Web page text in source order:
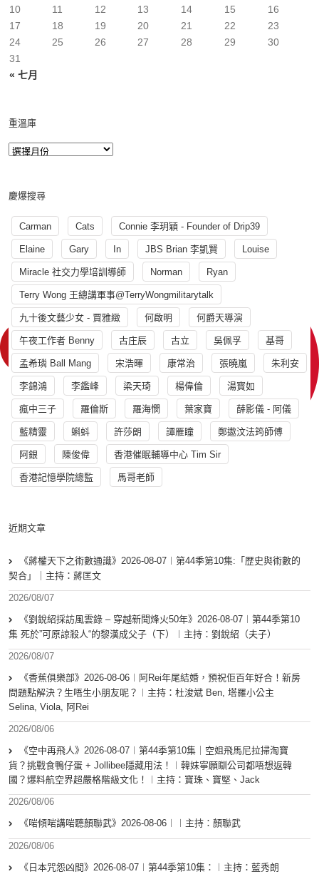
« 七月
10 11 12 13 14 15
16
17
18 19 20 21 22
23
24
25 26 27 28 29
30
31
重溫庫
慶爆搜尋
Carman Cats Connie 李玥穎 - Founder of Drip39
Elaine Gary In JBS Brian 李凱賢 Louise
Miracle 社交力學培訓導師 Norman Ryan
Terry Wong 王總講軍事@TerryWongmilitarytalk
九十後文藝少女 - 賈雅緻 何啟明 何爵天導演
午夜工作者 Benny 古庄辰 古立 吳佩孚 基哥
孟希璘 Ball Mang 宋浩暉 康常治 張曉嵐 朱利安
李錦鴻 李鑑峰 梁天琦 楊偉倫 湯寳如
瘋中三子 羅倫斯 羅海憫 葉家寶 薛影儀 - 阿儀
藍精靈 蝌蚪 許莎朗 譚雁瞳 鄭遨汶法筠師傅
阿銀 陳俊偉 香港催眠輔導中心 Tim Sir
香港記憶學院總監 馬哥老師
近期文章
《蔣權天下之術數通識》2026-08-07︱第44季第10集:「歴史與術數的
契合」｜主持：蔣匡文
2026/08/07
《劉銳紹採訪風雲錄 – 穿越新聞烽火50年》2026-08-07︱第44季第10
集 死於”可原諒殺人“的黎漢成父子（下）︱主持：劉銳紹（夫子）
2026/08/07
《香蕉俱樂部》2026-08-06︱阿Rei年尾結婚，預祝佢百年好合！新房
問題點解決？生唔生小朋友呢？︱主持：杜浚斌 Ben, 塔羅小公主
Selina, Viola, 阿Rei
2026/08/06
《空中再飛人》2026-08-07︱第44季第10集｜空姐飛馬尼拉掃淘寶
貨？挑戰食鴨仔蛋 + Jollibee隱藏用法！︱韓妹寧願瞓公司都唔想返韓
國？爆料航空界超嚴格階級文化！︱主持：寶珠、寶堅、Jack
2026/08/06
《啱傾啱講啱聽顏聯武》2026-08-06︱︱主持：顏聯武
2026/08/06
《日本咒怨凶間》2026-08-07︱第44季第10集：︱主持：藍秀朗